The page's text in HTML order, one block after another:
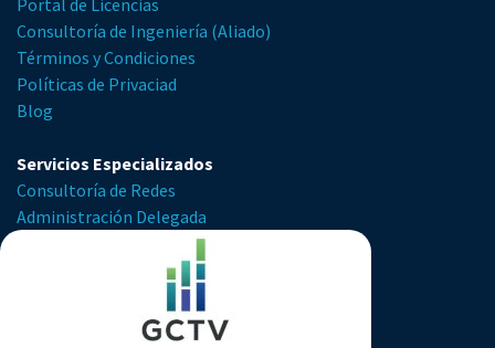
Portal de Licencias
Consultoría de Ingeniería (Aliado)
Términos y Condiciones
Políticas de Privaciad
Blog
Servicios Especializados
Consultoría de Redes
Administración Delegada